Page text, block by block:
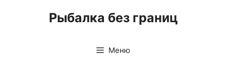
Рыбалка без границ
Меню